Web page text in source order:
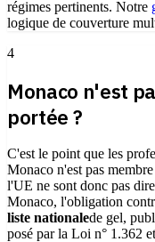
régimes pertinents. Notre
logique de couverture
4
Monaco n'est
portée ?
C'est le point que les
Monaco n'est pas
l'UE ne sont donc pas
Monaco, l'obligation
liste nationalede gel,
posé par la Loi n° 1.362